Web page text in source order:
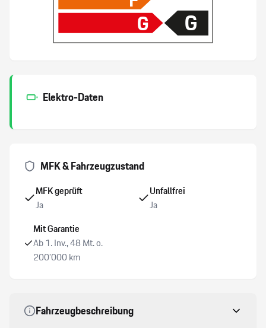
Seitenairbag Fahrer und Beifahrerseite
Airbag Fahrer und Beifahrerseite
Komfortzugang
Start + Stopp Funktion
G G
Elektro-Daten
MFK & Fahrzeugzustand
MFK geprüft
Ja
Unfallfrei
Ja
Mit Garantie
Ab 1. Inv., 48 Mt. o.
200’000 km
Fahrzeugbeschreibung